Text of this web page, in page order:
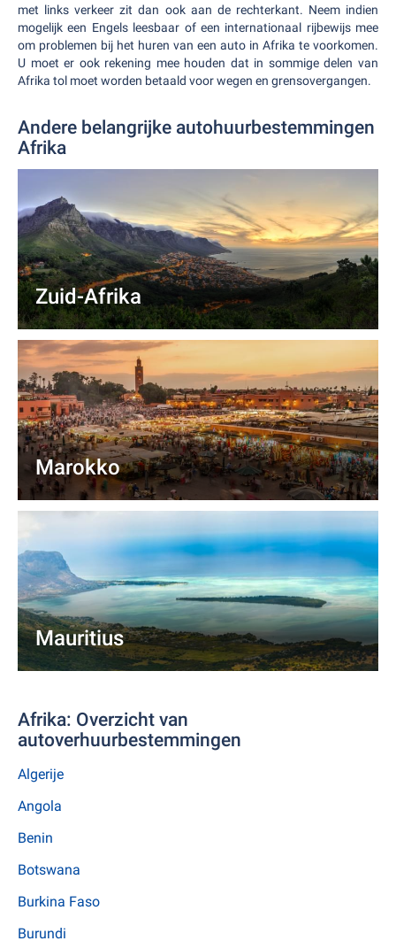
met links verkeer zit dan ook aan de rechterkant. Neem indien
mogelijk een Engels leesbaar of een internationaal rijbewijs mee
om problemen bij het huren van een auto in Afrika te voorkomen.
U moet er ook rekening mee houden dat in sommige delen van
Afrika tol moet worden betaald voor wegen en grensovergangen.
Andere belangrijke autohuurbestemmingen
Afrika
Zuid-Afrika
Marokko
Mauritius
Afrika: Overzicht van
autoverhuurbestemmingen
Algerije
Angola
Benin
Botswana
Burkina Faso
Burundi